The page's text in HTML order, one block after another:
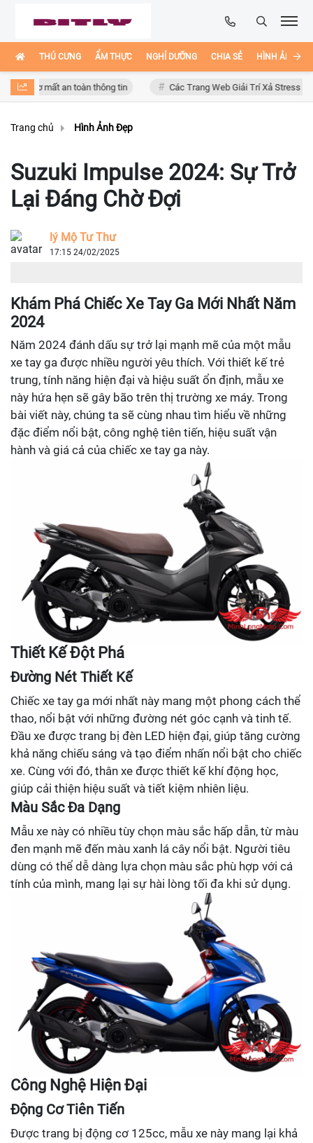
THÚ CƯNG ẨM THỰC NGHỈ DƯỠNG CHIA SẺ HÌNH ẢNH
cơ mất an toàn thông tin Các Trang Web Giải Trí Xả Stress Cực Hay
Trang chủ Hình Ảnh Đẹp
Suzuki Impulse 2024: Sự Trở
Lại Đáng Chờ Đợi
lý Mộ Tư Thư
17:15 24/02/2025
Khám Phá Chiếc Xe Tay Ga Mới Nhất Năm
2024
Năm 2024 đánh dấu sự trở lại mạnh mẽ của một mẫu
xe tay ga được nhiều người yêu thích. Với thiết kế trẻ
trung, tính năng hiện đại và hiệu suất ổn định, mẫu xe
này hứa hẹn sẽ gây bão trên thị trường xe máy. Trong
bài viết này, chúng ta sẽ cùng nhau tìm hiểu về những
đặc điểm nổi bật, công nghệ tiên tiến, hiệu suất vận
hành và giá cả của chiếc xe tay ga này.
Thiết Kế Đột Phá
Đường Nét Thiết Kế
Chiếc xe tay ga mới nhất này mang một phong cách thể
thao, nổi bật với những đường nét góc cạnh và tinh tế.
Đầu xe được trang bị đèn LED hiện đại, giúp tăng cường
khả năng chiếu sáng và tạo điểm nhấn nổi bật cho chiếc
xe. Cùng với đó, thân xe được thiết kế khí động học,
giúp cải thiện hiệu suất và tiết kiệm nhiên liệu.
Màu Sắc Đa Dạng
Mẫu xe này có nhiều tùy chọn màu sắc hấp dẫn, từ màu
đen mạnh mẽ đến màu xanh lá cây nổi bật. Người tiêu
dùng có thể dễ dàng lựa chọn màu sắc phù hợp với cá
tính của mình, mang lại sự hài lòng tối đa khi sử dụng.
Công Nghệ Hiện Đại
Động Cơ Tiên Tiến
Được trang bị động cơ 125cc, mẫu xe này mang lại khả